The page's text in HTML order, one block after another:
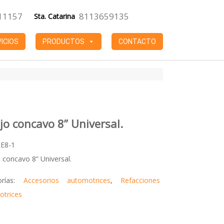
Sta. Catarina 8113659135
PRODUCTOS CONTACTO
concavo 8” Universal.
1
concavo 8” Universal.
Accesorios automotrices, Refacciones